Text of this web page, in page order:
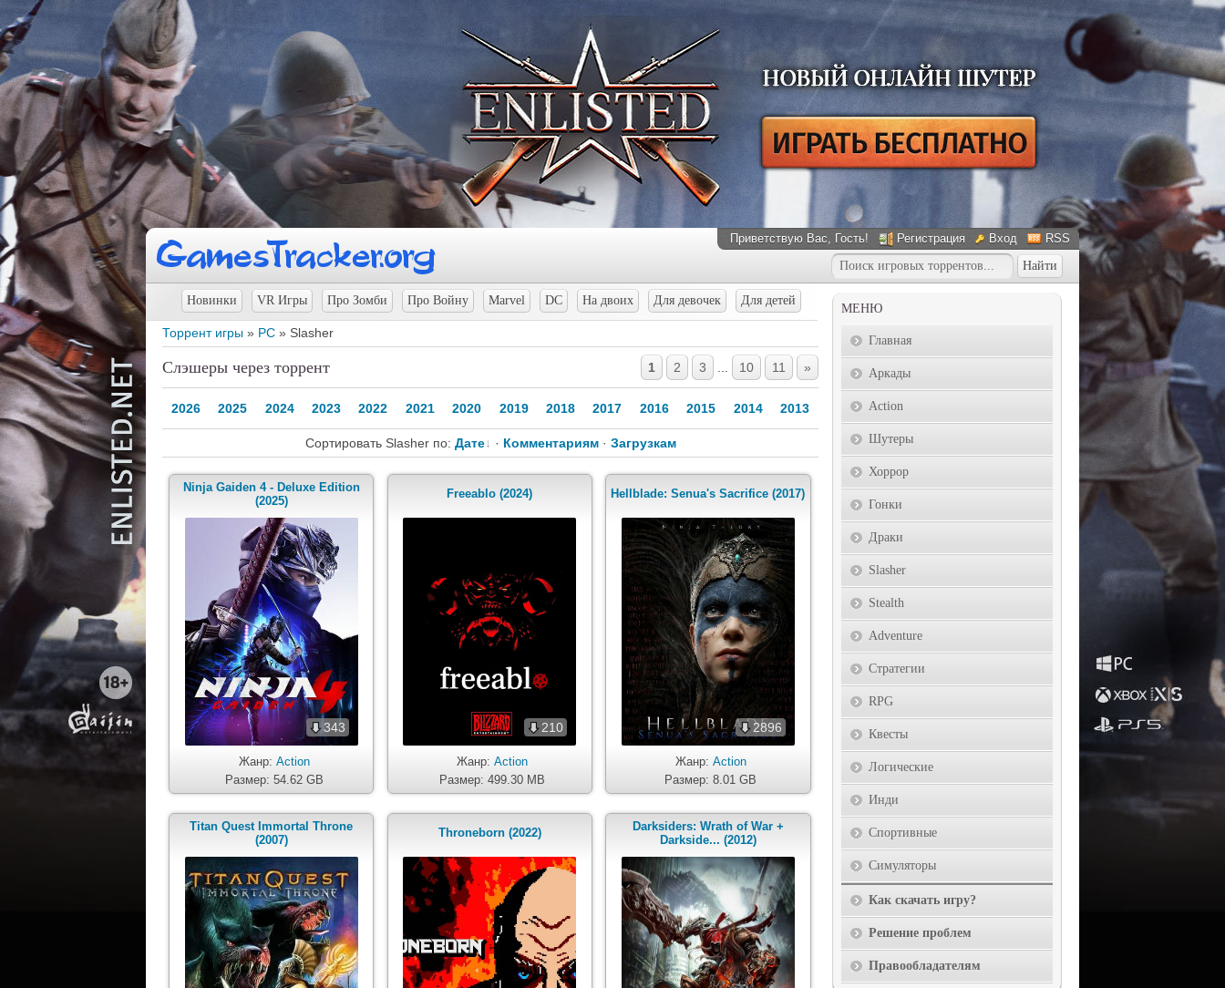
Приветствую Вас, Гость! Регистрация Вход RSS
Новинки VR Игры Про Зомби Про Войну Marvel DC На двоих Для девочек Для детей
Торрент игры » PC » Slasher
Слэшеры через торрент 1 2 3 10 11 »
2026 2025 2024 2023 2022 2021 2020 2019 2018 2017 2016 2015 2014 2013
Сортировать Slasher по: Дате · Комментариям· Загрузкам
Ninja Gaiden 4 - Deluxe Edition
(2025)
343
Жанр: Action
Размер: 54.62 GB
Freeablo (2024)
210
Жанр:Action
Размер: 499.30 MB
Hellblade: Senua's Sacrifice (2017)
2896
Жанр: Action
Размер: 8.01 GB
Titan Quest Immortal Throne
(2007)
Throneborn (2022)
Darksiders: Wrath of War +
Darkside... (2012)
МЕНЮ
Главная
Аркады
Action
Шутеры
Хоррор
Гонки
Драки
Slasher
Stealth
Adventure
Стратегии
RPG
Квесты
Логические
Инди
Спортивные
Симуляторы
Как скачать игру?
Решение проблем
Правообладателям